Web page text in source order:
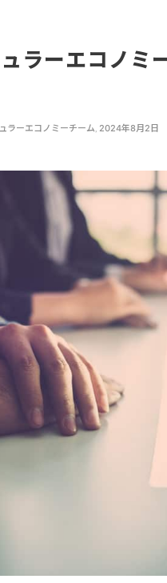
ラーエコノミ
ラーエコノミーチーム, 2024年8月2日